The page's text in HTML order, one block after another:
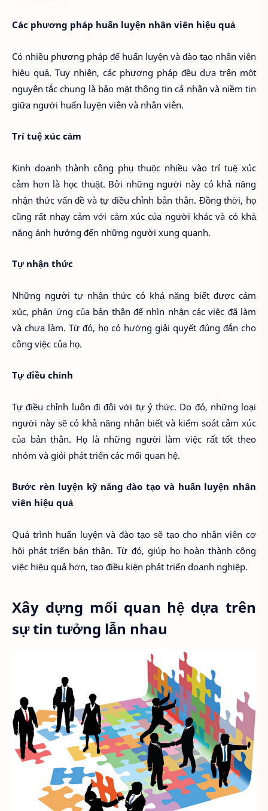
Các phương pháp huấn luyện nhân viên hiệu quả
Có nhiều phương pháp để huấn luyện và đào tạo nhân viên
hiệu quả. Tuy nhiên, các phương pháp đều dựa trên một
nguyên tắc chung là bảo mật thông tin cá nhân và niềm tin
giữa người huấn luyện viên và nhân viên.
Trí tuệ xúc cảm
Kinh doanh thành công phụ thuộc nhiều vào trí tuệ xúc
cảm hơn là học thuật. Bởi những người này có khả năng
nhận thức vấn đề và tự điều chỉnh bản thân. Đồng thời, họ
cũng rất nhạy cảm với cảm xúc của người khác và có khả
năng ảnh hưởng đến những người xung quanh.
Tự nhận thức
Những người tự nhận thức có khả năng biết được cảm
xúc, phản ứng của bản thân để nhìn nhận các việc đã làm
và chưa làm. Từ đó, họ có hướng giải quyết đúng đắn cho
công việc của họ.
Tự điều chỉnh
Tự điều chỉnh luôn đi đôi với tự ý thức. Do đó, những loại
người này sẽ có khả năng nhân biết và kiểm soát cảm xúc
của bản thân. Họ là những người làm việc rất tốt theo
nhóm và giỏi phát triển các mối quan hệ.
Bước rèn luyện kỹ năng đào tạo và huấn luyện nhân
viên hiệu quả
Quá trình huấn luyện và đào tạo sẽ tạo cho nhân viên cơ
hội phát triển bản thân. Từ đó, giúp họ hoàn thành công
việc hiệu quả hơn, tạo điều kiện phát triển doanh nghiệp.
Xây dựng mối quan hệ dựa trên
sự tin tưởng lẫn nhau